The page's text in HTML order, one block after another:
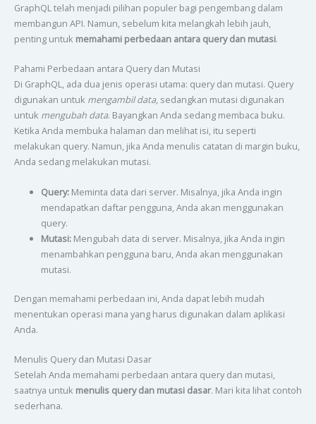
GraphQL telah menjadi pilihan populer bagi pengembang dalam
membangun API. Namun, sebelum kita melangkah lebih jauh,
penting untuk memahami perbedaan antara query dan mutasi.
Pahami Perbedaan antara Query dan Mutasi
Di GraphQL, ada dua jenis operasi utama: query dan mutasi. Query
digunakan untuk mengambil data, sedangkan mutasi digunakan
untuk mengubah data. Bayangkan Anda sedang membaca buku.
Ketika Anda membuka halaman dan melihat isi, itu seperti
melakukan query. Namun, jika Anda menulis catatan di margin buku,
Anda sedang melakukan mutasi.
Query:Meminta data dari server. Misalnya, jika Anda ingin
mendapatkan daftar pengguna, Anda akan menggunakan
query.
Mutasi:Mengubah data di server. Misalnya, jika Anda ingin
menambahkan pengguna baru, Anda akan menggunakan
mutasi.
Dengan memahami perbedaan ini, Anda dapat lebih mudah
menentukan operasi mana yang harus digunakan dalam aplikasi
Anda.
Menulis Query dan Mutasi Dasar
Setelah Anda memahami perbedaan antara query dan mutasi,
saatnya untuk menulis query dan mutasi dasar. Mari kita lihat contoh
sederhana.